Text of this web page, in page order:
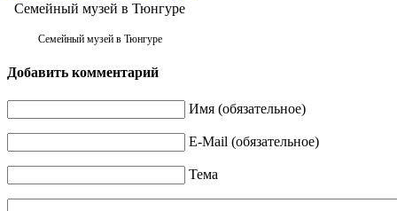
Семейный музей в Тюнгуре
Семейный музей в Тюнгуре
Добавить комментарий
Имя (обязательное)
E-Mail (обязательное)
Тема